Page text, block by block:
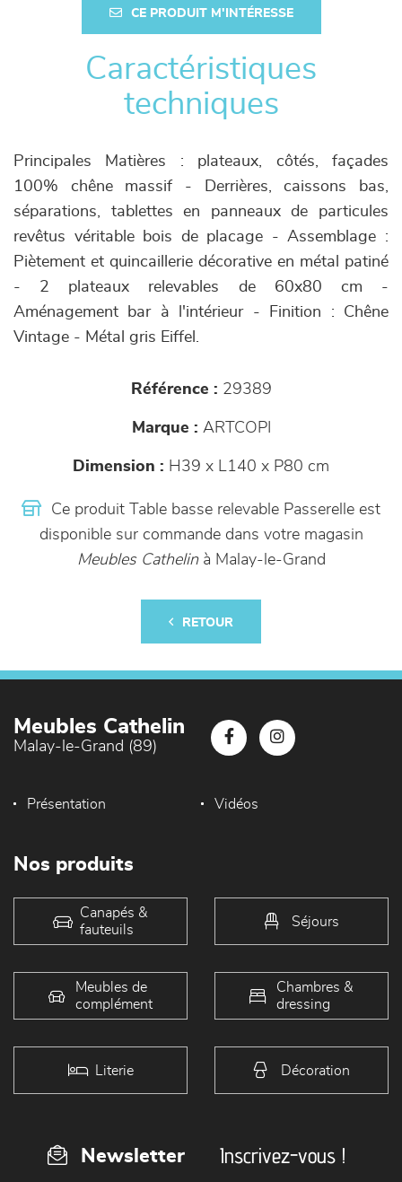
CE PRODUIT M'INTÉRESSE
Caractéristiques
techniques
Principales Matières : plateaux, côtés, façades
100% chêne massif - Derrières, caissons bas,
séparations, tablettes en panneaux de particules
revêtus véritable bois de placage - Assemblage :
Piètement et quincaillerie décorative en métal patiné
- 2 plateaux relevables de 60x80 cm -
Aménagement bar à l'intérieur - Finition : Chêne
Vintage - Métal gris Eiffel.
Référence : 29389
Marque : ARTCOPI
Dimension : H39 x L140 x P80 cm
Ce produit Table basse relevable Passerelle est
disponible sur commande dans votre magasin
Meubles Cathelinà Malay-le-Grand
RETOUR
Meubles Cathelin
Malay-le-Grand (89)
Présentation Vidéos
Nos produits
Canapés &
fauteuils
Séjours
Meubles de
complément
Chambres &
dressing
Literie Décoration
Newsletter Inscrivez-vous !